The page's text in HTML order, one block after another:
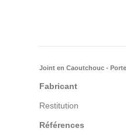
Joint en Caoutchouc - Porte
Fabricant
Restitution
Références